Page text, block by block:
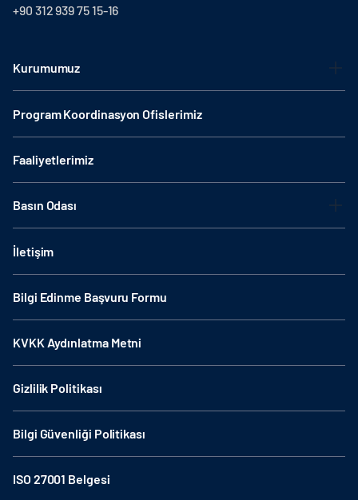
+90 312 939 75 15-16
Kurumumuz
Program Koordinasyon Ofislerimiz
Faaliyetlerimiz
Basın Odası
İletişim
Bilgi Edinme Başvuru Formu
KVKK Aydınlatma Metni
Gizlilik Politikası
Bilgi Güvenliği Politikası
ISO 27001 Belgesi